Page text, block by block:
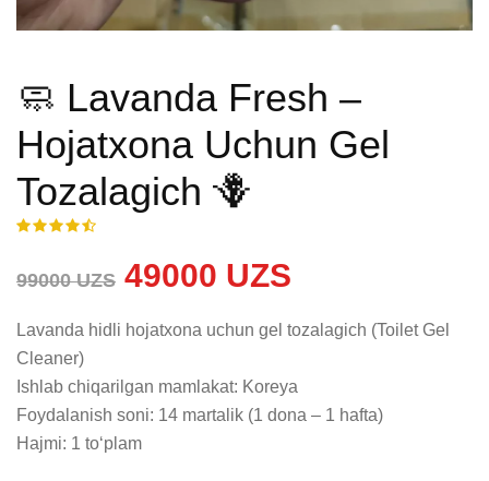
🧼 Lavanda Fresh –
Hojatxona Uchun Gel
Tozalagich 🪻
99000 UZS 49000 UZS
Lavanda hidli hojatxona uchun gel tozalagich (Toilet Gel
Cleaner)
Ishlab chiqarilgan mamlakat: Koreya
Foydalanish soni: 14 martalik (1 dona – 1 hafta)
Hajmi: 1 to‘plam